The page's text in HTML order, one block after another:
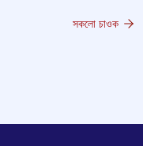
সকলো চাওক